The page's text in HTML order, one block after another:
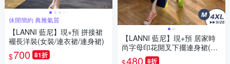
休閒簡約 典雅氣質
【LANNI 藍尼】現+預 拼接裙
襬長洋裝(女裝/連衣裙/連身裙)
$700 81折
【LANNI 藍尼】現+預 居家時
尚字母印花開叉下擺連身裙(春
夏/大尺碼/寬鬆修身/孕婦穿搭)
480 8折